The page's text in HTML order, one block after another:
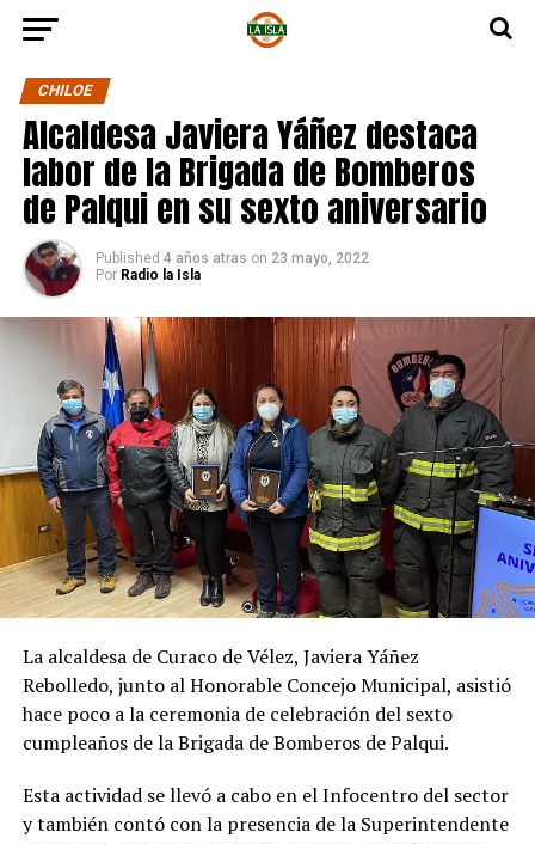
CHILOE
Alcaldesa Javiera Yáñez destaca
labor de la Brigada de Bomberos
de Palqui en su sexto aniversario
Published 4 años atras on 23 mayo, 2022
Por Radio la Isla
La alcaldesa de Curaco de Vélez, Javiera Yáñez
Rebolledo, junto al Honorable Concejo Municipal, asistió
hace poco a la ceremonia de celebración del sexto
cumpleaños de la Brigada de Bomberos de Palqui.
Esta actividad se llevó a cabo en el Infocentro del sector
y también contó con la presencia de la Superintendente